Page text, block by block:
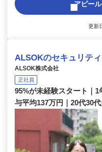
アピー
更新
ALSOKのセキュリテ
ALSOK株式会社
正社員
95%が未経験スタート｜
与平均137万円｜20代30代